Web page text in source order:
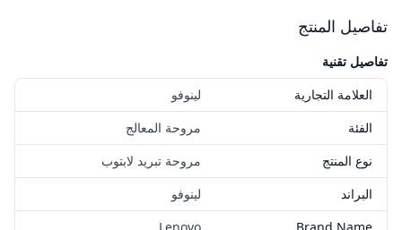
تفاصيل المنتج
تفاصيل تقنية
العلامة التجارية
لينوفو
الفئة
مروحة المعالج
نوع المنتج
مروحة تبريد لابتوب
البراند
لينوفو